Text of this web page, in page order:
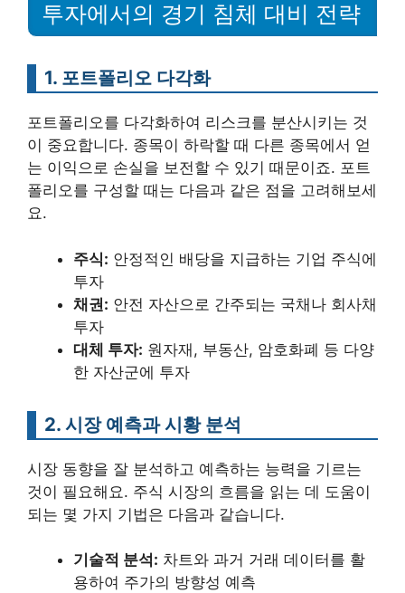
투자에서의 경기 침체 대비 전략
1. 포트폴리오 다각화
포트폴리오를 다각화하여 리스크를 분산시키는 것
이 중요합니다. 종목이 하락할 때 다른 종목에서 얻
는 이익으로 손실을 보전할 수 있기 때문이죠. 포트
폴리오를 구성할 때는 다음과 같은 점을 고려해보세
요.
주식: 안정적인 배당을 지급하는 기업 주식에
투자
채권: 안전 자산으로 간주되는 국채나 회사채
투자
대체 투자: 원자재, 부동산, 암호화폐 등 다양
한 자산군에 투자
2. 시장 예측과 시황 분석
시장 동향을 잘 분석하고 예측하는 능력을 기르는
것이 필요해요. 주식 시장의 흐름을 읽는 데 도움이
되는 몇 가지 기법은 다음과 같습니다.
기술적 분석: 차트와 과거 거래 데이터를 활
용하여 주가의 방향성 예측